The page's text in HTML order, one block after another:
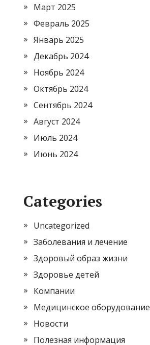
Март 2025
Февраль 2025
Январь 2025
Декабрь 2024
Ноябрь 2024
Октябрь 2024
Сентябрь 2024
Август 2024
Июль 2024
Июнь 2024
Categories
Uncategorized
Заболевания и лечение
Здоровый образ жизни
Здоровье детей
Компании
Медицинское оборудование
Новости
Полезная информация